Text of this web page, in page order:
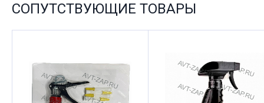
СОПУТСТВУЮЩИЕ ТОВАРЫ